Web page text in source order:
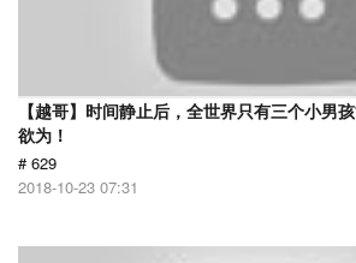
【越哥】时间静止后，全世界只有三个小男
欲为！
# 629
2018-10-23 07:31